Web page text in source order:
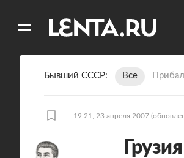
Бывший СССР Все
19:21, 23 апреля 2007